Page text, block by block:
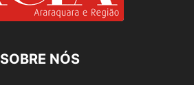
SOBRE NÓS